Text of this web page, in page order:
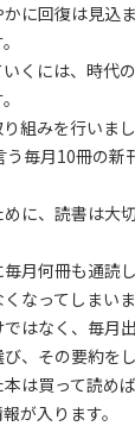
に回復は見込
くには、時代
組みを行いまし
う毎月10冊の
に、読書は大
月何冊も通読
なってしまいま
はなく、毎月
、その要約を
は買って読め
が入ります。